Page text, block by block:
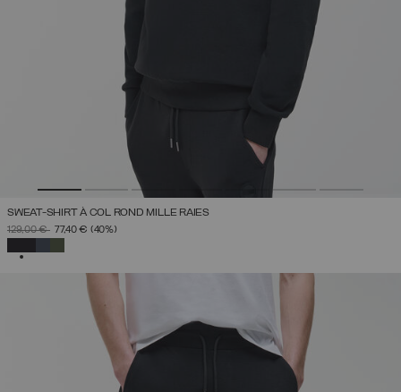
SWEAT-SHIRT À COL ROND MILLE RAIES
PRIX RÉDUIT DE
129,00 €À77,40 € (40%)